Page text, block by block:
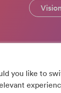
you like to